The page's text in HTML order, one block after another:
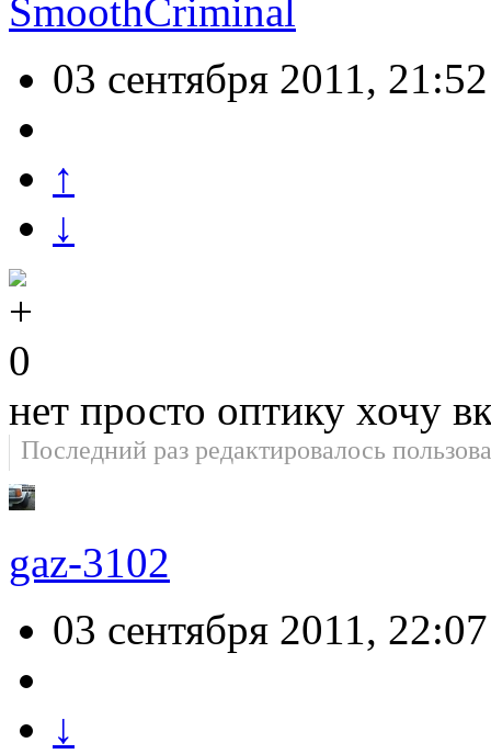
SmoothCriminal
03 сентября 2011, 21:52
↑
↓
0
нет просто оптику хочу
Последний раз редактировалось
gaz-3102
03 сентября 2011, 22:07
↓